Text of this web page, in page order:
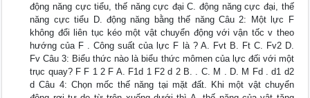
động năng cực tiểu, thế năng cực đại C. động năng cực đại, thế
năng cực tiểu D. động năng bằng thế năng Câu 2: Một lực F
không đổi liên tục kéo một vật chuyển động với vận tốc v theo
hướng của F . Công suất của lực F là ? A. Fvt B. Ft C. Fv2 D.
Fv Câu 3: Biểu thức nào là biểu thức mômen của lực đối với một
trục quay? F F 1 2 F A. F1d 1 F2 d 2 B. . C. M . D. M Fd . d1 d2
d Câu 4: Chọn mốc thế năng tại mặt đất. Khi một vật chuyển